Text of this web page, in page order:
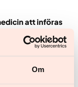
Om
att införas
kring
evidens, där
och